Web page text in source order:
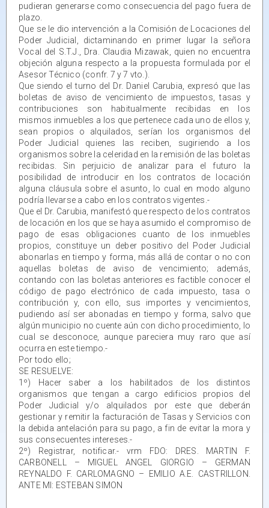
pudieran generarse como consecuencia del pago fuera de
plazo.
Que se le dio intervención a la Comisión de Locaciones del
Poder Judicial, dictaminando en primer lugar la señora
Vocal del S.T.J., Dra. Claudia Mizawak, quien no encuentra
objeción alguna respecto a la propuesta formulada por el
Asesor Técnico (confr. 7 y 7 vto.).
Que siendo el turno del Dr. Daniel Carubia, expresó que las
boletas de aviso de vencimiento de impuestos, tasas y
contribuciones son habitualmente recibidas en los
mismos inmuebles a los que pertenece cada uno de ellos y,
sean propios o alquilados, serían los organismos del
Poder Judicial quienes las reciben, sugiriendo a los
organismos sobre la celeridad en la remisión de las boletas
recibidas. Sin perjuicio de analizar para el futuro la
posibilidad de introducir en los contratos de locación
alguna cláusula sobre el asunto, lo cual en modo alguno
podría llevarse a cabo en los contratos vigentes.-
Que el Dr. Carubia, manifestó que respecto de los contratos
de locación en los que se haya asumido el compromiso de
pago de esas obligaciones cuanto de los inmuebles
propios, constituye un deber positivo del Poder Judicial
abonarlas en tiempo y forma, más allá de contar o no con
aquellas boletas de aviso de vencimiento; además,
contando con las boletas anteriores es factible conocer el
código de pago electrónico de cada impuesto, tasa o
contribución y, con ello, sus importes y vencimientos,
pudiendo así ser abonadas en tiempo y forma, salvo que
algún municipio no cuente aún con dicho procedimiento, lo
cual se desconoce, aunque pareciera muy raro que así
ocurra en este tiempo.-
Por todo ello;
SE RESUELVE:
1º) Hacer saber a los habilitados de los distintos
organismos que tengan a cargo edificios propios del
Poder Judicial y/o alquilados por este que deberán
gestionar y remitir la facturación de Tasas y Servicios con
la debida antelación para su pago, a fin de evitar la mora y
sus consecuentes intereses.-
2º) Registrar, notificar.- vrm FDO: DRES. MARTIN F.
CARBONELL – MIGUEL ANGEL GIORGIO – GERMAN
REYNALDO F. CARLOMAGNO – EMILIO A.E. CASTRILLON.
ANTE MI: ESTEBAN SIMON